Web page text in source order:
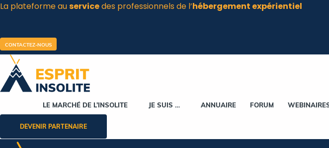
Aller
contenu
La plateforme auservicedes professionnels de l’hébergement expérientiel
CONTACTEZ-NOUS
LE MARCHÉ DE L’INSOLITE JE SUIS … ANNUAIRE FORUM
DEVENIR PARTENAIRE